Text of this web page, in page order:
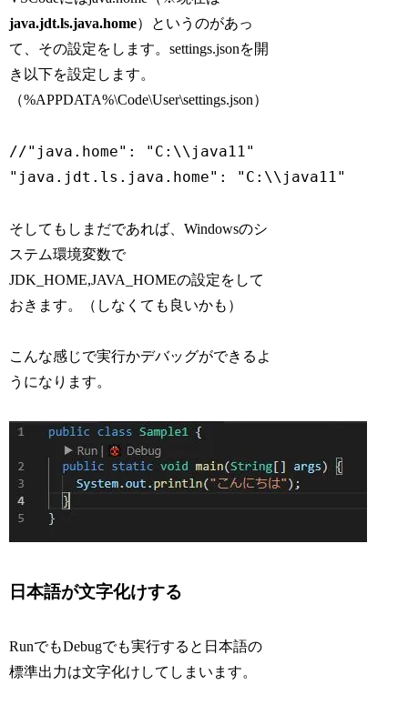
java.jdt.ls.java.home）というのがあっ
て、その設定をします。settings.jsonを開
き以下を設定します。
（%APPDATA%\Code\User\settings.json）
//"java.home": "C:\\java11"
"java.jdt.ls.java.home": "C:\\java11"
そしてもしまだであれば、Windowsのシ
ステム環境変数で
JDK_HOME,JAVA_HOMEの設定をして
おきます。（しなくても良いかも）
こんな感じで実行かデバッグができるよ
うになります。
日本語が文字化けする
RunでもDebugでも実行すると日本語の
標準出力は文字化けしてしまいます。